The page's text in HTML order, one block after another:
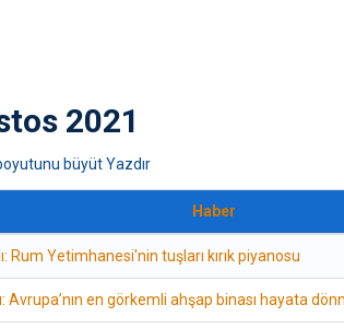
2021
büyütYazdır
Haber
Rum Yetimhanesi'nin tuşları kırık piyanosu
Avrupa’nın en görkemli ahşap binası hayata